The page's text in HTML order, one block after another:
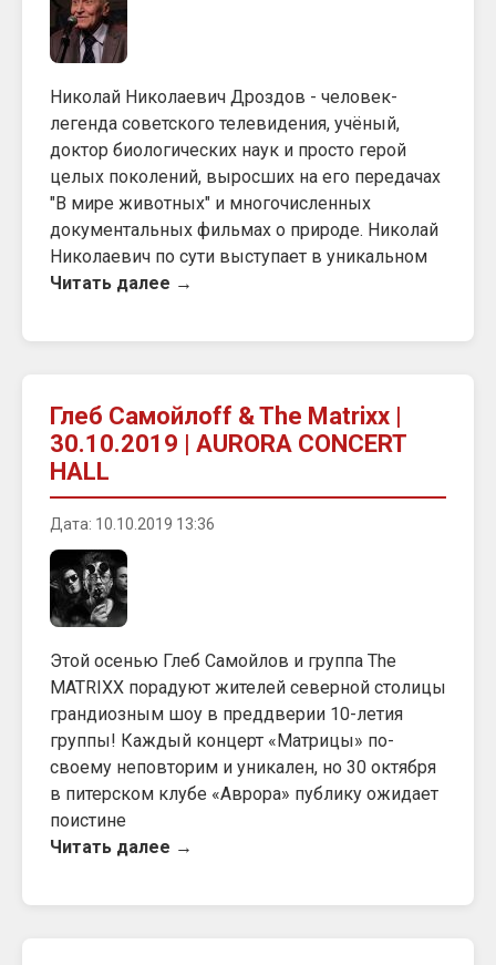
Николай Николаевич Дроздов - человек-
легенда советского телевидения, учёный,
доктор биологических наук и просто герой
целых поколений, выросших на его передачах
"В мире животных" и многочисленных
документальных фильмах о природе. Николай
Николаевич по сути выступает в уникальном
Читать далее →
Глеб Самойлоff & The Matrixx |
30.10.2019 | AURORA CONCERT
HALL
Дата: 10.10.2019 13:36
Этой осенью Глеб Самойлов и группа The
MATRIXX порадуют жителей северной столицы
грандиозным шоу в преддверии 10-летия
группы! Каждый концерт «Матрицы» по-
своему неповторим и уникален, но 30 октября
в питерском клубе «Аврора» публику ожидает
поистине
Читать далее →